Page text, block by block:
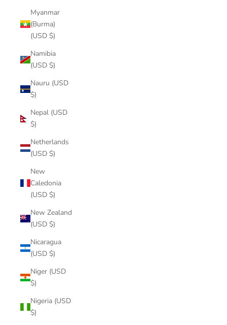
Myanmar
(Burma)
(USD $)
Namibia
(USD $)
Nauru (USD
$)
Nepal (USD
$)
Netherlands
(USD $)
New
Caledonia
(USD $)
New Zealand
(USD $)
Nicaragua
(USD $)
Niger (USD
$)
Nigeria (USD
$)